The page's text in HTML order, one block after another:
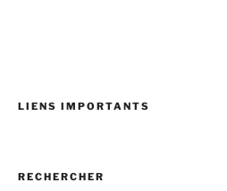
LIENS IMPORTANTS
RECHERCHER